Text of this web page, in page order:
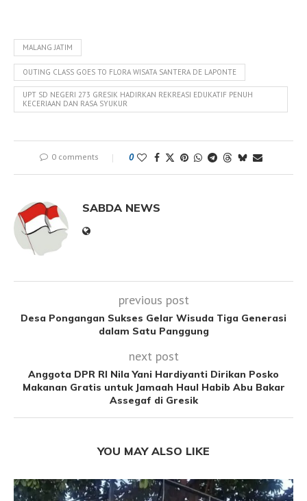
MALANG JATIM
OUTING CLASS GOES TO FLORA WISATA SANTERA DE LAPONTE
UPT SD NEGERI 273 GRESIK HADIRKAN REKREASI EDUKATIF PENUH
KECERIAAN DAN RASA SYUKUR
0 comments 0
SABDA NEWS
previous post
Desa Pongangan Sukses Gelar Wisuda Tiga Generasi
dalam Satu Panggung
next post
Anggota DPR RI Nila Yani Hardiyanti Dirikan Posko
Makanan Gratis untuk Jamaah Haul Habib Abu Bakar
Assegaf di Gresik
YOU MAY ALSO LIKE